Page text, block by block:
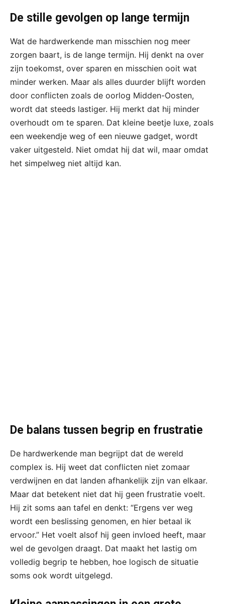
De stille gevolgen op lange termijn
Wat de hardwerkende man misschien nog meer
zorgen baart, is de lange termijn. Hij denkt na over
zijn toekomst, over sparen en misschien ooit wat
minder werken. Maar als alles duurder blijft worden
door conflicten zoals de oorlog Midden-Oosten,
wordt dat steeds lastiger. Hij merkt dat hij minder
overhoudt om te sparen. Dat kleine beetje luxe, zoals
een weekendje weg of een nieuwe gadget, wordt
vaker uitgesteld. Niet omdat hij dat wil, maar omdat
het simpelweg niet altijd kan.
De balans tussen begrip en frustratie
De hardwerkende man begrijpt dat de wereld
complex is. Hij weet dat conflicten niet zomaar
verdwijnen en dat landen afhankelijk zijn van elkaar.
Maar dat betekent niet dat hij geen frustratie voelt.
Hij zit soms aan tafel en denkt: “Ergens ver weg
wordt een beslissing genomen, en hier betaal ik
ervoor.” Het voelt alsof hij geen invloed heeft, maar
wel de gevolgen draagt. Dat maakt het lastig om
volledig begrip te hebben, hoe logisch de situatie
soms ook wordt uitgelegd.